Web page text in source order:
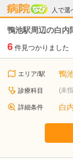
人で選
病院な
鴨池駅周辺の白内
6 件見つかりました
エリア/駅 鴨
診療科目 (未
詳細条件 白